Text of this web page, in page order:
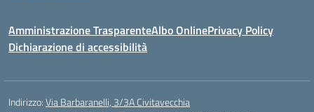
Amministrazione TrasparenteAlbo OnlinePrivacy Policy
Dichiarazione di accessibilità
Indirizzo:Via Barbaranelli, 3/3A Civitavecchia